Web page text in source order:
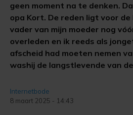
geen moment na te denken.
opa Kort. De reden ligt voor
vader van mijn moeder nog
overleden en ik reeds als
afscheid had moeten nemen
washij de langstlevende van
Internetbode
8 maart 2025 - 14:43